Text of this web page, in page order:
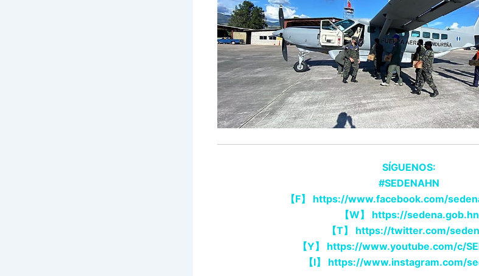
SÍGUENOS:
#SEDENAHN
【F】 https://www.facebook.com/
【W】 https://sedena.gob.hn
【T】 https://twitter.com/
【Y】 https://www.youtube.com/c/
【I】 https://www.instagram.com/